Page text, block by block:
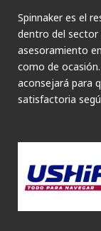
Spinnaker es el
dentro del sector
asesoramiento
como de
aconsejará para
satisfactoria